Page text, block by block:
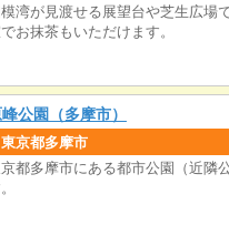
湾が見渡せる展望台や芝生広場
お抹茶もいただけます。
公園（多摩市）
東京都多摩市
都多摩市にある都市公園（近隣